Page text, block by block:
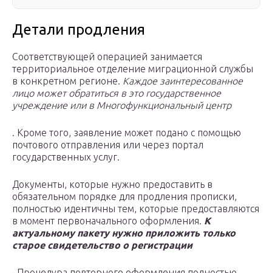
Детали продления
Соответствующей операцией занимается
территориальное отделение миграционной службы
в конкретном регионе. Каждое заинтересованное
лицо может обратиться в это государственное
учреждение или в Многофункциональный центр
. Кроме того, заявление может подано с помощью
почтового отправления или через портал
государственных услуг.
Документы, которые нужно предоставить в
обязательном порядке для продления прописки,
полностью идентичны тем, которые предоставляются
в момент первоначального оформления. К
актуальному пакету нужно приложить только
старое свидетельство о регистрации